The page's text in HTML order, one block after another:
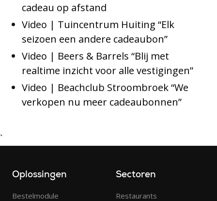
cadeau op afstand
Video | Tuincentrum Huiting “Elk
seizoen een andere cadeaubon”
Video | Beers & Barrels “Blij met
realtime inzicht voor alle vestigingen”
Video | Beachclub Stroombroek “We
verkopen nu meer cadeaubonnen”
`
Oplossingen
Bestelmodule
Sectoren
Restaurants